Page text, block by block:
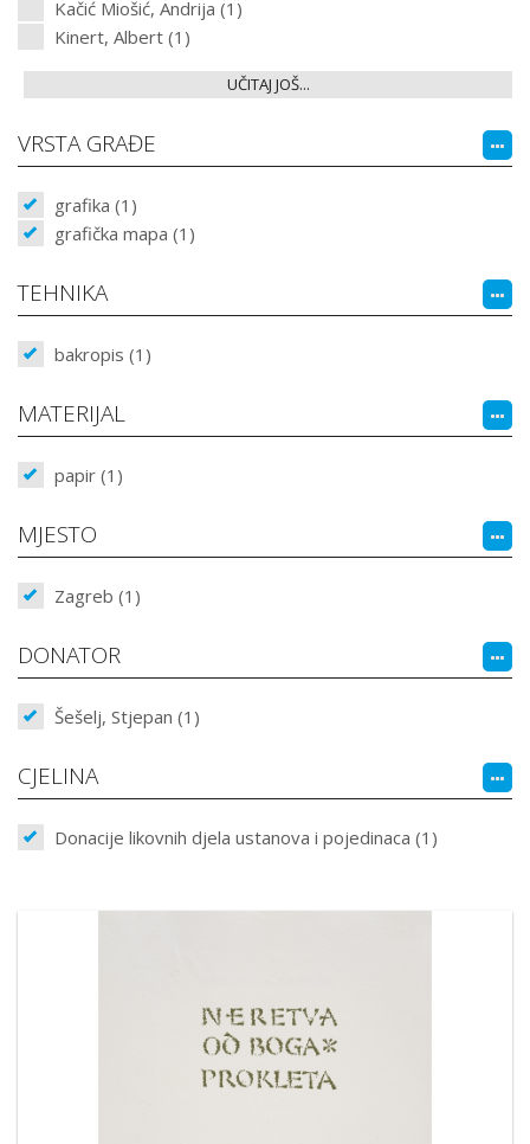
Kačić Miošić, Andrija (1)
Kinert, Albert (1)
UČITAJ JOŠ...
VRSTA GRAĐE
grafika (1)
grafička mapa (1)
TEHNIKA
bakropis (1)
MATERIJAL
papir (1)
MJESTO
Zagreb (1)
DONATOR
Šešelj, Stjepan (1)
CJELINA
Donacije likovnih djela ustanova i pojedinaca (1)